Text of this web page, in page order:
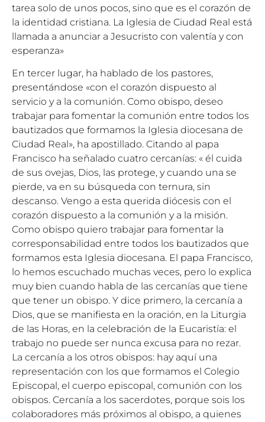
tarea solo de unos pocos, sino que es el corazón de
la identidad cristiana. La Iglesia de Ciudad Real está
llamada a anunciar a Jesucristo con valentía y con
esperanza»
En tercer lugar, ha hablado de los pastores,
presentándose «con el corazón dispuesto al
servicio y a la comunión. Como obispo, deseo
trabajar para fomentar la comunión entre todos los
bautizados que formamos la Iglesia diocesana de
Ciudad Real», ha apostillado. Citando al papa
Francisco ha señalado cuatro cercanías: « él cuida
de sus ovejas, Dios, las protege, y cuando una se
pierde, va en su búsqueda con ternura, sin
descanso. Vengo a esta querida diócesis con el
corazón dispuesto a la comunión y a la misión.
Como obispo quiero trabajar para fomentar la
corresponsabilidad entre todos los bautizados que
formamos esta Iglesia diocesana. El papa Francisco,
lo hemos escuchado muchas veces, pero lo explica
muy bien cuando habla de las cercanías que tiene
que tener un obispo. Y dice primero, la cercanía a
Dios, que se manifiesta en la oración, en la Liturgia
de las Horas, en la celebración de la Eucaristía: el
trabajo no puede ser nunca excusa para no rezar.
La cercanía a los otros obispos: hay aquí una
representación con los que formamos el Colegio
Episcopal, el cuerpo episcopal, comunión con los
obispos. Cercanía a los sacerdotes, porque sois los
colaboradores más próximos al obispo, a quienes